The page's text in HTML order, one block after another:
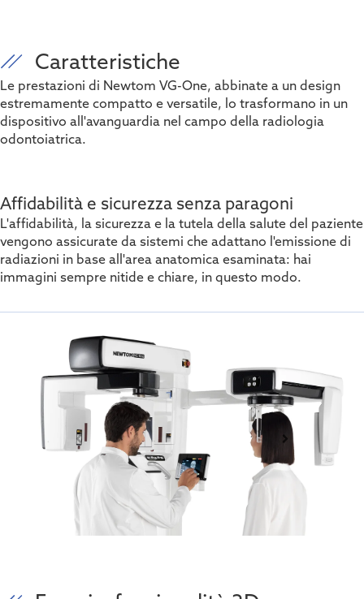
Caratteristiche
Le prestazioni di Newtom VG-One, abbinate a un design
estremamente compatto e versatile, lo trasformano in un
dispositivo all'avanguardia nel campo della radiologia
odontoiatrica.
Affidabilità e sicurezza senza paragoni
L'affidabilità, la sicurezza e la tutela della salute del paziente
vengono assicurate da sistemi che adattano l'emissione di
radiazioni in base all'area anatomica esaminata: hai
immagini sempre nitide e chiare, in questo modo.